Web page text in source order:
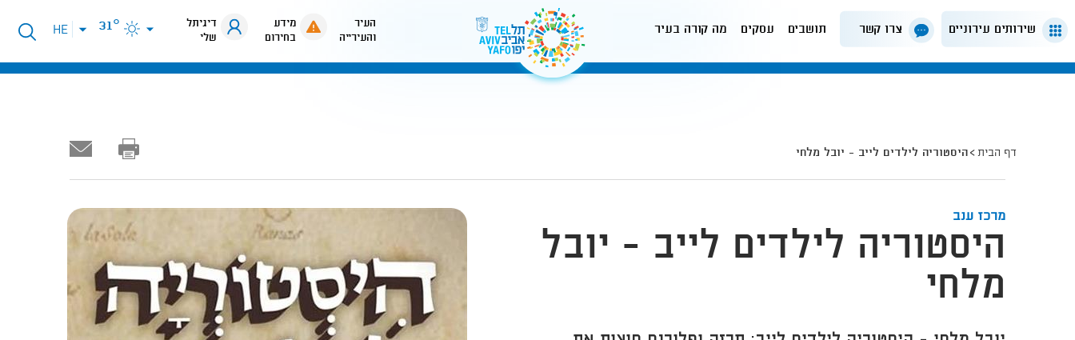
שירותים עירוניים צרו קשר תושבים עסקים מה קורה בעיר
העיר
והעירייה
מידע
בחירום
דיגיתל
שלי
31°
פתיחת
תפריט
HE
דף הבית היסטוריה לילדים לייב - יובל מלחי
מרכז ענב
היסטוריה לילדים לייב - יובל
מלחי